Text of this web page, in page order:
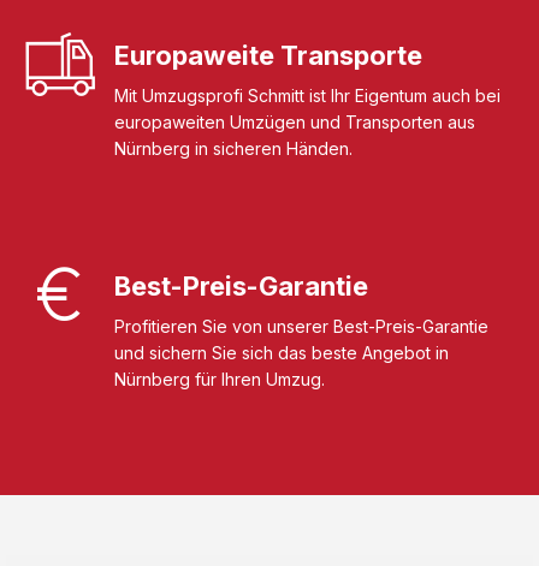
Europaweite Transporte
Mit Umzugsprofi Schmitt ist Ihr Eigentum auch bei
europaweiten Umzügen und Transporten aus
Nürnberg in sicheren Händen.
Best-Preis-Garantie
Profitieren Sie von unserer Best-Preis-Garantie
und sichern Sie sich das beste Angebot in
Nürnberg für Ihren Umzug.